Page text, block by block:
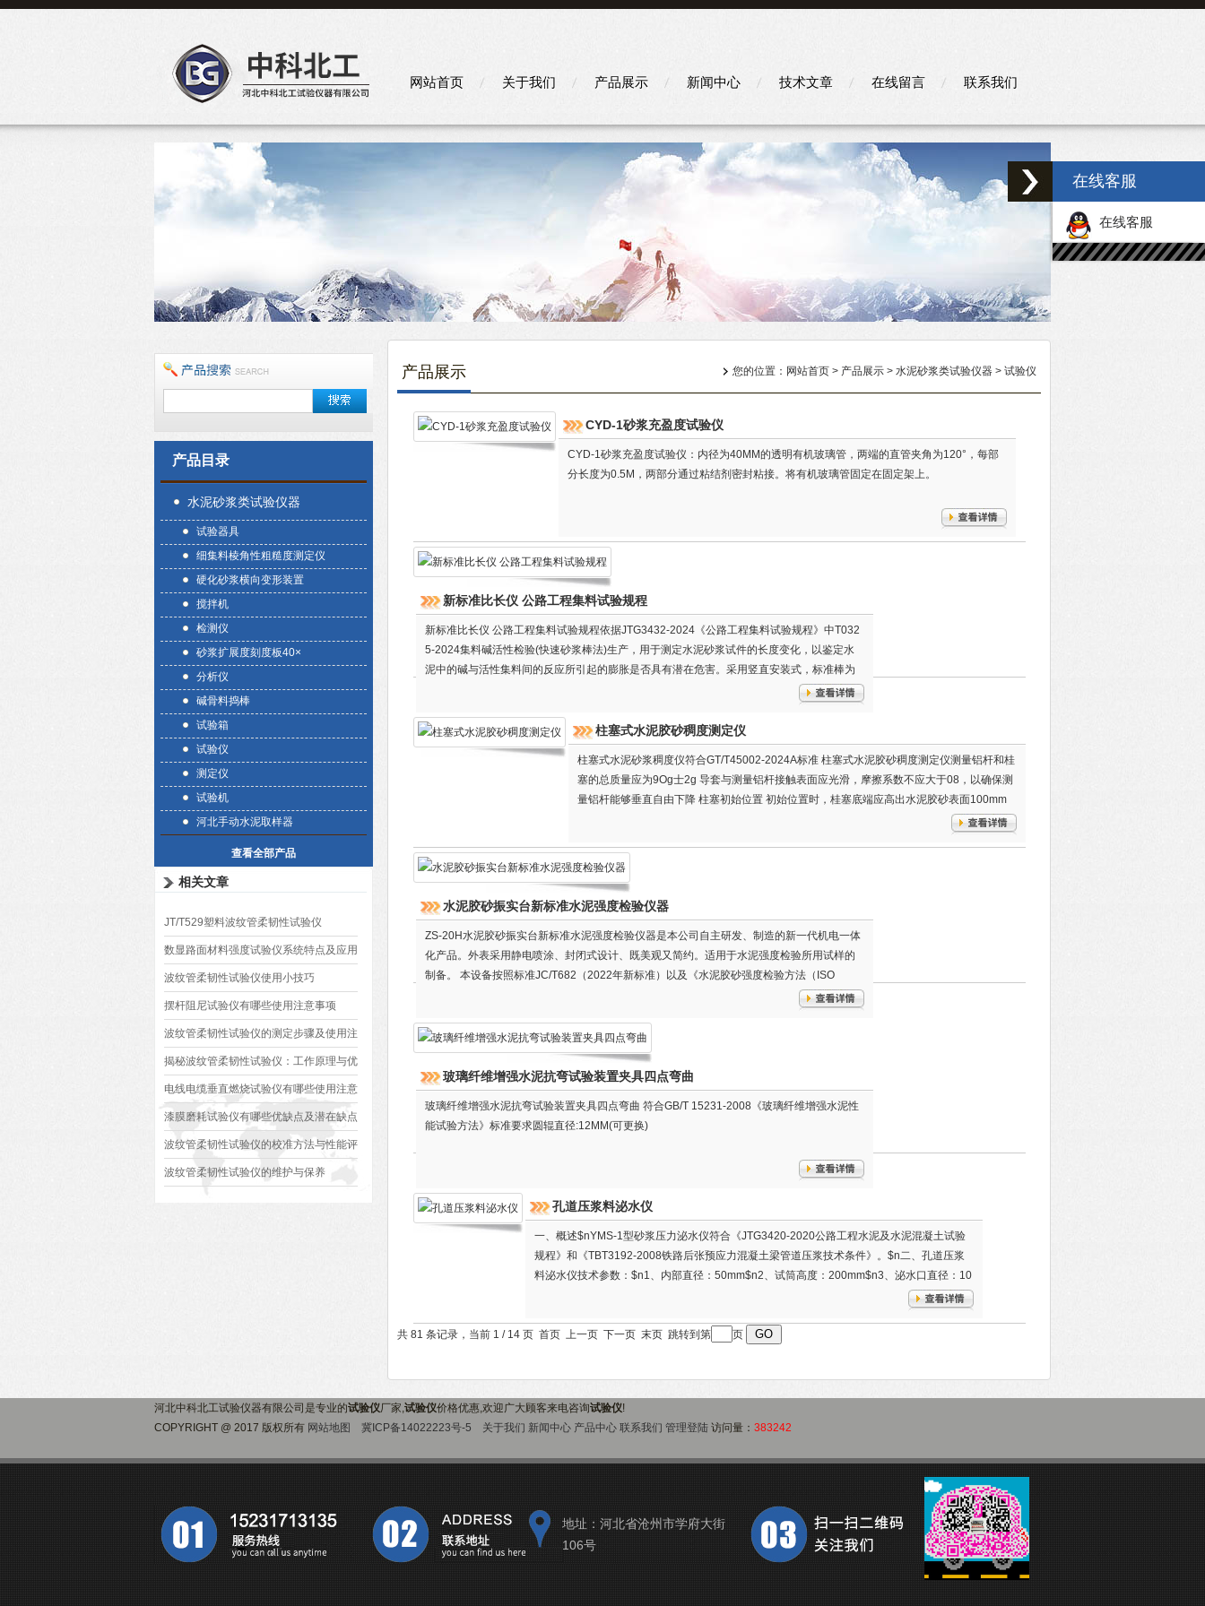
网站首页 关于我们 产品展示 新闻中心 技术文章 在线留言 联系我们
产品目录
水泥砂浆类试验仪器
试验器具
细集料棱角性粗糙度测定仪
硬化砂浆横向变形装置
搅拌机
检测仪
砂浆扩展度刻度板40×
分析仪
碱骨料捣棒
试验箱
试验仪
测定仪
试验机
河北手动水泥取样器
查看全部产品
相关文章
JT/T529塑料波纹管柔韧性试验仪
数显路面材料强度试验仪系统特点及应用
波纹管柔韧性试验仪使用小技巧
摆杆阻尼试验仪有哪些使用注意事项
波纹管柔韧性试验仪的测定步骤及使用注
意事项如下
揭秘波纹管柔韧性试验仪：工作原理与优
势全解析
电线电缆垂直燃烧试验仪有哪些使用注意
事项
漆膜磨耗试验仪有哪些优缺点及潜在缺点
波纹管柔韧性试验仪的校准方法与性能评
估
波纹管柔韧性试验仪的维护与保养
产品展示 您的位置： 网站首页 > 产品展示 > 水泥砂浆类试验仪器 > 试验仪
CYD-1砂浆充盈度试验仪
CYD-1砂浆充盈度试验仪：内径为40MM的透明有机玻璃管，两端的直管夹角为120°，每部
分长度为0.5M，两部分通过粘结剂密封粘接。将有机玻璃管固定在固定架上。
新标准比长仪 公路工程集料试验规程
新标准比长仪 公路工程集料试验规程依据JTG3432-2024《公路工程集料试验规程》中T032
5-2024集料碱活性检验(快速砂浆棒法)生产，用于测定水泥砂浆试件的长度变化，以鉴定水
泥中的碱与活性集料间的反应所引起的膨胀是否具有潜在危害。采用竖直安装式，标准棒为
因瓦合金材质，中间包裹3mm橡胶管。同时符合JC/T603-2004《水泥胶砂干缩试验方法》、
柱塞式水泥胶砂稠度测定仪
柱塞式水泥砂浆稠度仪符合GT/T45002-2024A标准 柱塞式水泥胶砂稠度测定仪测量铝杆和桂
塞的总质量应为9Og士2g 导套与测量铝杆接触表面应光滑，摩擦系数不应大于08，以确保测
量铝杆能够垂直自由下降 柱塞初始位置 初始位置时，桂塞底端应高出水泥胶砂表面100mm
水泥胶砂振实台新标准水泥强度检验仪器
ZS-20H水泥胶砂振实台新标准水泥强度检验仪器是本公司自主研发、制造的新一代机电一体
化产品。外表采用静电喷涂、封闭式设计、既美观又简约。适用于水泥强度检验所用试样的
制备。 本设备按照标准JC/T682（2022年新标准）以及《水泥胶砂强度检验方法（ISO
玻璃纤维增强水泥抗弯试验装置夹具四点弯曲
玻璃纤维增强水泥抗弯试验装置夹具四点弯曲 符合GB/T 15231-2008《玻璃纤维增强水泥性
能试验方法》标准要求圆辊直径:12MM(可更换)
孔道压浆料泌水仪
一、概述$nYMS-1型砂浆压力泌水仪符合《JTG3420-2020公路工程水泥及水泥混凝土试验
规程》和《TBT3192-2008铁路后张预应力混凝土梁管道压浆技术条件》。$n二、孔道压浆
料泌水仪技术参数：$n1、内部直径：50mm$n2、试筒高度：200mm$n3、泌水口直径：10
共 81 条记录，当前 1 / 14 页 首页 上一页 下一页 末页 跳转到第 页
河北中科北工试验仪器有限公司是专业的试验仪厂家,试验仪价格优惠,欢迎广大顾客来电咨询试验仪!
COPYRIGHT @ 2017 版权所有 网站地图 冀ICP备14022223号-5 关于我们 新闻中心 产品中心 联系我们 管理登陆 访问量： 383242
地址：河北省沧州市学府大街
106号
在线客服
在线客服